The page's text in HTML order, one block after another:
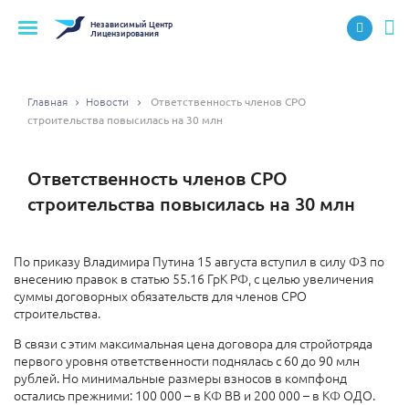
НезависимыйЦентр
Лицензирования
Главная Новости
Ответственность членов СРО
строительства повысилась на 30 млн
Ответственность членов СРО
строительства повысилась на 30 млн
По приказу Владимира Путина 15 августа вступил в силу ФЗ по
внесению правок в статью 55.16 ГрК РФ, с целью увеличения
суммы договорных обязательств для членов СРО
строительства.
В связи с этим максимальная цена договора для стройотряда
первого уровня ответственности поднялась с 60 до 90 млн
рублей. Но минимальные размеры взносов в компфонд
остались прежними: 100 000 – в КФ ВВ и 200 000 – в КФ ОДО.